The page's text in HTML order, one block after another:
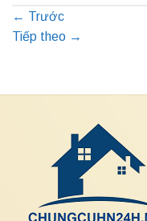
← Trước
Tiếp theo →